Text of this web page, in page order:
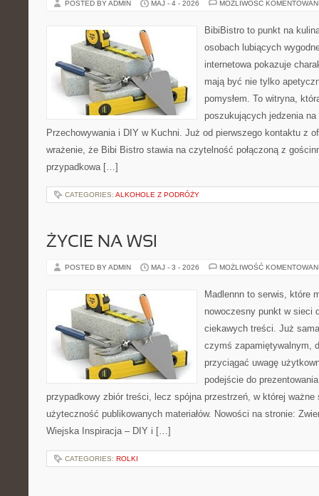
POSTED BY ADMIN MAJ - 4 - 2026 MOŻLIWOŚĆ
BibiBistro to punkt na
osobach lubiących
internetowa pokazuje
mają być nie tylko
pomysłem. To witryna,
poszukujących jedzenia
Przechowywania i DIY w Kuchni. Już od pierwszego kontaktu z
wrażenie, że Bibi Bistro stawia na czytelność połączoną z
przypadkowa […]
CATEGORIES: ALKOHOLE Z PODRÓŻY
ŻYCIE NA WSI
POSTED BY ADMIN MAJ - 3 - 2026 MOŻLIWOŚĆ
Madlennn to serwis, które
nowoczesny punkt w sieci
ciekawych treści. Już
czymś zapamiętywalnym,
przyciągać uwagę
podejście do
przypadkowy zbiór treści, lecz spójna przestrzeń, w której
użyteczność publikowanych materiałów. Nowości na stronie:
Wiejska Inspiracja – DIY i […]
CATEGORIES: ROLKI